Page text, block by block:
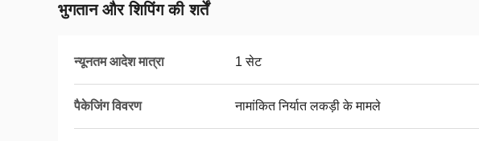
भुगतान और शिपिंग की शर्तें
न्यूनतम आदेश मात्रा 1 सेट
पैकेजिंग विवरण नामांकित निर्यात लकड़ी के मामले